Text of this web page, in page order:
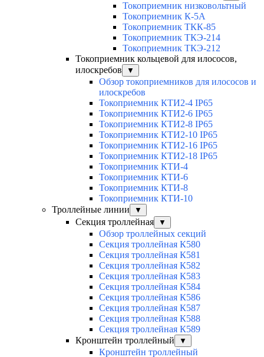
Токоприемник низковольтный
Токоприемник К-5А
Токоприемник ТКК-85
Токоприемник ТКЭ-214
Токоприемник ТКЭ-212
Токоприемник кольцевой для илососов,
илоскребов
▼
Обзор токоприемников для илососов и
илоскребов
Токоприемник КТИ2-4 IP65
Токоприемник КТИ2-6 IP65
Токоприемник КТИ2-8 IP65
Токоприемник КТИ2-10 IP65
Токоприемник КТИ2-16 IP65
Токоприемник КТИ2-18 IP65
Токоприемник КТИ-4
Токоприемник КТИ-6
Токоприемник КТИ-8
Токоприемник КТИ-10
Троллейные линии
▼
Секция троллейная ▼
Обзор троллейных секций
Секция троллейная К580
Секция троллейная К581
Секция троллейная К582
Секция троллейная К583
Секция троллейная К584
Секция троллейная К586
Секция троллейная К587
Секция троллейная К588
Секция троллейная К589
Кронштейн троллейный
▼
Кронштейн троллейный